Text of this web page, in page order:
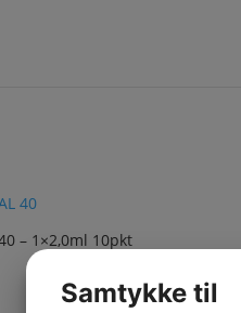
– 1×2,0ml 10pkt
Samtykke til